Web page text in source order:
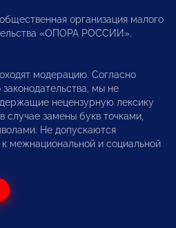
организация малого
«ОПОРА РОССИИ».
модерацию. Согласно
мы не
нецензурную лексику
случае замены букв точками,
Не допускаются
межнациональной и социальной